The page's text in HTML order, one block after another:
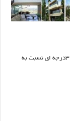
این مجموعه با تاسیس در موقعیت خاص مکانی دارای دید ۳۶۰درجه ای نسبت به